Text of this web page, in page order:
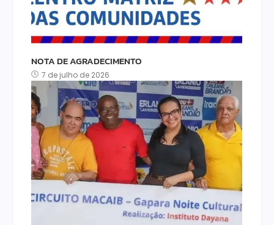
NOTA DE AGRADECIMENTO
7 de julho de 2026